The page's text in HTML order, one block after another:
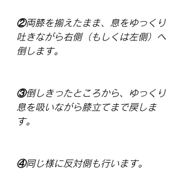
②両膝を揃えたまま、息をゆっくり
吐きながら右側（もしくは左側）へ
倒します。
③倒しきったところから、ゆっくり
息を吸いながら膝立てまで戻しま
す。
④同じ様に反対側も行います。